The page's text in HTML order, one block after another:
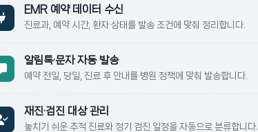
EMR 예약 데이터 수신
진료과, 예약 시간, 환자 상태를 발송 조건에 맞춰 정리합니다.
알림톡·문자 자동 발송
예약 전일, 당일, 진료 후 안내를 병원 정책에 맞춰 발송합니다.
재진·검진 대상 관리
놓치기 쉬운 추적 진료와 정기 검진 일정을 자동으로 분류합니다.